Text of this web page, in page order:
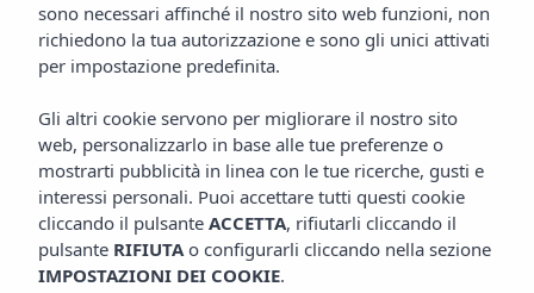
Home TELEFONI E LICENZE
Telefoni e licenze
Telefoni e licenze
sono necessari affinché il nostro sito web funzioni, non
richiedono la tua autorizzazione e sono gli unici attivati
per impostazione predefinita.
Gli altri cookie servono per migliorare il nostro sito
web, personalizzarlo in base alle tue preferenze o
mostrarti pubblicità in linea con le tue ricerche, gusti e
interessi personali. Puoi accettare tutti questi cookie
cliccando il pulsante ACCETTA, rifiutarli cliccando il
pulsante RIFIUTAo configurarli cliccando nella sezione
IMPOSTAZIONI DEI COOKIE.